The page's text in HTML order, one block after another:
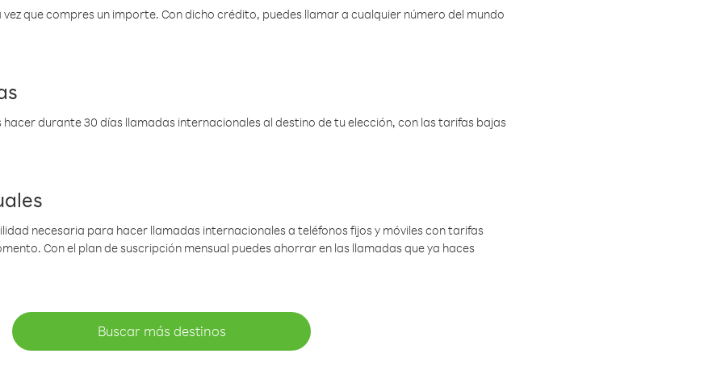
que compres un importe. Con dicho crédito, puedes llamar a cualquier número del mundo
durante 30 días llamadas internacionales al destino de tu elección, con las tarifas bajas
necesaria para hacer llamadas internacionales a teléfonos fijos y móviles con tarifas
Con el plan de suscripción mensual puedes ahorrar en las llamadas que ya haces
Buscar más destinos